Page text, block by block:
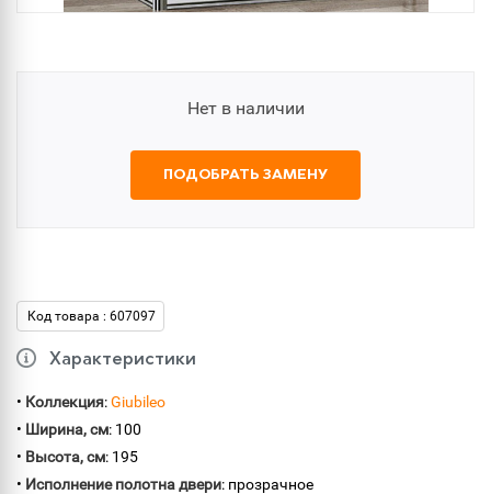
Нет в наличии
ПОДОБРАТЬ ЗАМЕНУ
Код товара : 607097
Характеристики
• Коллекция:Giubileo
• Ширина, см: 100
• Высота, см: 195
• Исполнение полотна двери: прозрачное